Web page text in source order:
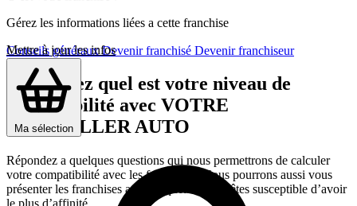
Conseils générauxDevenir franchisé Devenir franchiseur
Ma sélection
Gérez les informations liées a cette franchise
Mettre à jour les infos
Découvrez quel est votre niveau de
compatibilité avec VOTRE
CONSEILLER AUTO
Répondez a quelques questions qui nous permettrons de calculer
votre compatibilité avec les franchises, Nous pourrons aussi vous
présenter les franchises avec lesquelles vous êtes susceptible d’avoir
le plus d’affinité